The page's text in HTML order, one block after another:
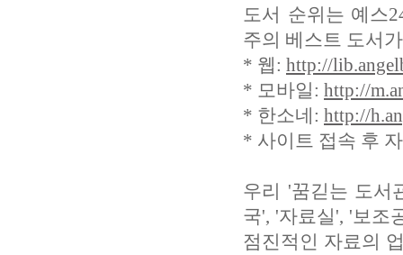
도서 순위는 예스
주의 베스트 도서
* 웹: http://
* 모바일: http://
* 한소네: http://
* 사이트 접속 후
우리 '꿈긷는 도서
국', '자료실', '보조
점진적인 자료의